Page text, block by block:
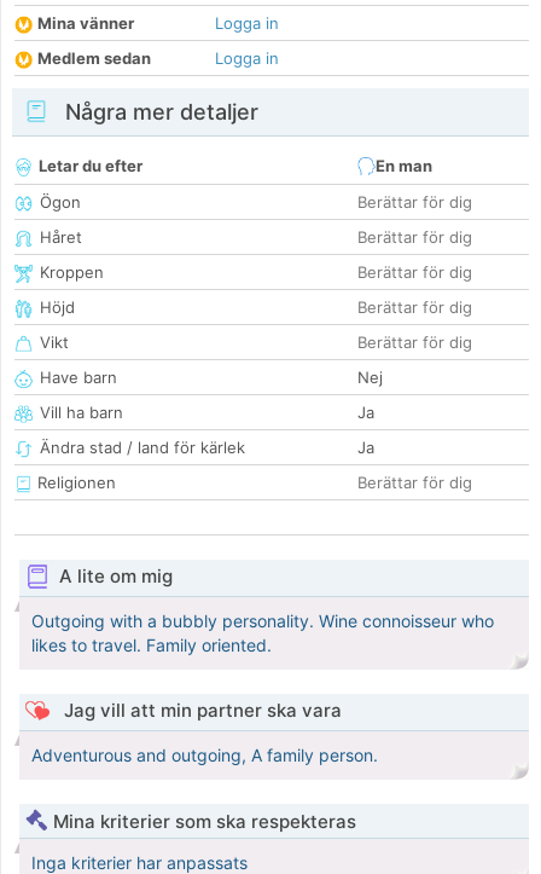
Mina vänner
Logga in
Medlem sedan
Logga in
Några mer detaljer
Letar du efter
En man
Ögon
Berättar för dig
Håret
Berättar för dig
Kroppen
Berättar för dig
Höjd
Berättar för dig
Vikt
Berättar för dig
Have barn
Nej
Vill ha barn
Ja
Ändra stad / land för kärlek
Ja
Religionen
Berättar för dig
A lite om mig
Outgoing with a bubbly personality. Wine connoisseur who
likes to travel. Family oriented.
Jag vill att min partner ska vara
Adventurous and outgoing, A family person.
Mina kriterier som ska respekteras
Inga kriterier har anpassats